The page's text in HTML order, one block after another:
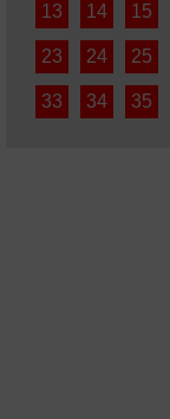
13 14 15
23 24 25
33 34 35